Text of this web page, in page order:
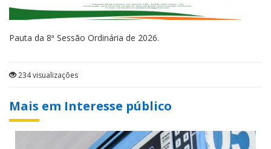
Pauta da 8ª Sessão Ordinária de 2026.
234 visualizações
Mais em Interesse público